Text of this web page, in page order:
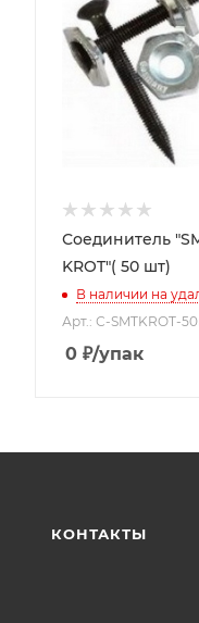
Соединитель
KROT"( 50 шт)
В наличии на
Арт.: С-SMTKROT-
0 ₽/упак
КОНТАКТЫ